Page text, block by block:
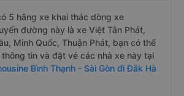
5 hãng xe khai thác dòng xe
đường này là xe Việt Tân Phát,
Minh Quốc, Thuận Phát, bạn có thể
tin và đặt vé các nhà xe này tại
Bình Thạnh - Sài Gòn đi Đắk Hà